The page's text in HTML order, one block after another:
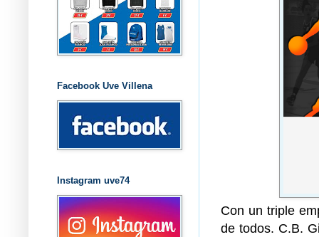
Con un triple
de todos. C.B.
Facebook Uve Villena
Instagram uve74